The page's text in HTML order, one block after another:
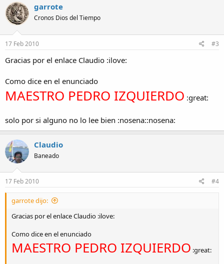
garrote
Cronos Dios del Tiempo
17 Feb 2010 #3
Gracias por el enlace Claudio :ilove:
Como dice en el enunciado
MAESTRO PEDRO IZQUIERDO :great:
solo por si alguno no lo lee bien :nosena::nosena:
Claudio
Baneado
17 Feb 2010 #4
garrote dijo:
Gracias por el enlace Claudio :ilove:
Como dice en el enunciado
MAESTRO PEDRO IZQUIERDO :great: